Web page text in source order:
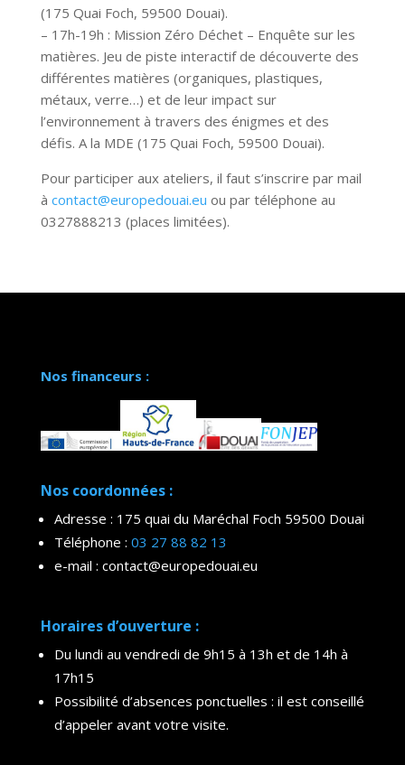
(175 Quai Foch, 59500 Douai).
– 17h-19h : Mission Zéro Déchet – Enquête sur les
matières. Jeu de piste interactif de découverte des
différentes matières (organiques, plastiques,
métaux, verre…) et de leur impact sur
l’environnement à travers des énigmes et des
défis. A la MDE (175 Quai Foch, 59500 Douai).
Pour participer aux ateliers, il faut s’inscrire par mail
à contact@europedouai.eu ou par téléphone au
0327888213 (places limitées).
Nos financeurs :
Nos coordonnées :
Adresse : 175 quai du Maréchal Foch 59500 Douai
Téléphone : 03 27 88 82 13
e-mail : contact@europedouai.eu
Horaires d’ouverture :
Du lundi au vendredi de 9h15 à 13h et de 14h à
17h15
Possibilité d’absences ponctuelles : il est conseillé
d’appeler avant votre visite.